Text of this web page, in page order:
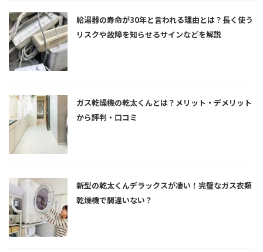
給湯器の寿命が30年と言われる理由とは？長く使う
リスクや故障を知らせるサインなどを解説
ガス乾燥機の乾太くんとは？メリット・デメリット
から評判・口コミ
新型の乾太くんデラックスが凄い！完璧なガス衣類
乾燥機で間違いない？